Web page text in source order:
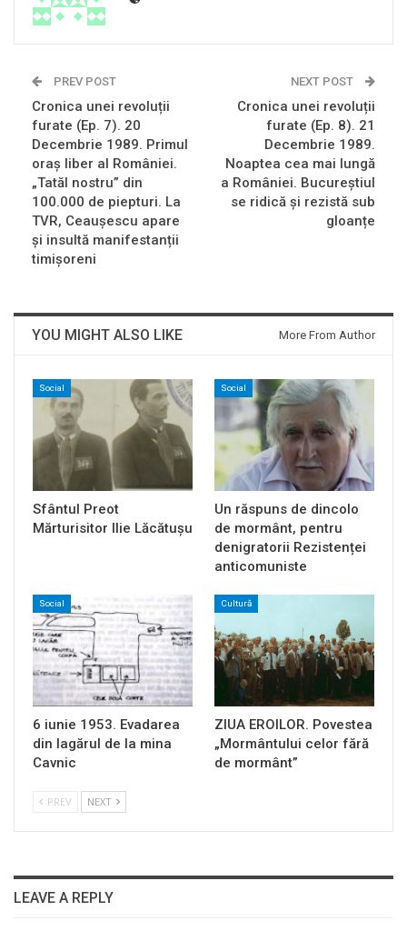
PREV POST
Cronica unei revoluții
furate (Ep. 7). 20
Decembrie 1989. Primul
oraș liber al României.
„Tatăl nostru” din
100.000 de piepturi. La
TVR, Ceaușescu apare
și insultă manifestanții
timișoreni
NEXT POST
Cronica unei revoluții
furate (Ep. 8). 21
Decembrie 1989.
Noaptea cea mai lungă
a României. Bucureștiul
se ridică și rezistă sub
gloanțe
YOU MIGHT ALSO LIKE More From Author
Social
Sfântul Preot
Mărturisitor Ilie Lăcătușu
Social
Un răspuns de dincolo
de mormânt, pentru
denigratorii Rezistenței
anticomuniste
Social
6 iunie 1953. Evadarea
din lagărul de la mina
Cavnic
Cultură
ZIUA EROILOR. Povestea
„Mormântului celor fără
de mormânt”
PREV NEXT
LEAVE A REPLY